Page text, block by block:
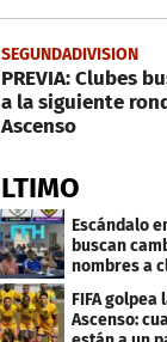
SEGUNDADIVISION
PREVIA: Clubes
a la siguiente
Ascenso
Escándalo
buscan
nombres a
evitar
deudas
FIFA golpea
Ascenso: